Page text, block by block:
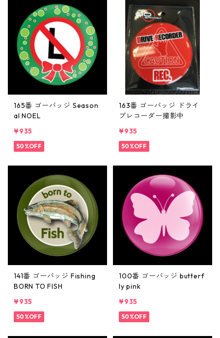
165番 ゴーバッジ Season
al NOEL
¥935
50%OFF
163番 ゴーバッジ ドライ
ブレコーダー撮影中
¥935
50%OFF
141番 ゴーバッジ Fishing
BORN TO FISH
¥935
50%OFF
100番 ゴーバッジ butterf
ly pink
¥935
50%OFF